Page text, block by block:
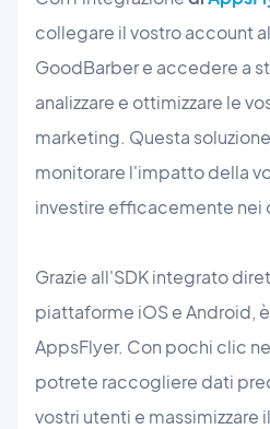
collegare il vostro account
GoodBarber e accedere a
analizzare e ottimizzare le
marketing. Questa
monitorare l'impatto della
investire efficacemente nei
Grazie all'SDK integrato
piattaforme iOS e Android,
AppsFlyer. Con pochi clic
potrete raccogliere dati
vostri utenti e massimizzare